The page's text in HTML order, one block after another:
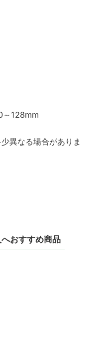
～128mm
異なる場合がありま
おすすめ商品